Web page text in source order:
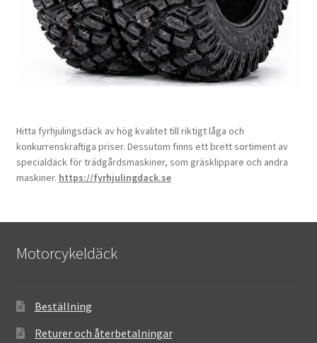
Hitta fyrhjulingsdäck av hög kvalitet till riktigt låga och
konkurrenskraftiga priser. Dessutom finns ett brett sortiment av
specialdäck för trädgårdsmaskiner, som gräsklippare och andra
maskiner. https://fyrhjulingdack.se
Motorcykeldäck
Beställning
Returer och återbetalningar